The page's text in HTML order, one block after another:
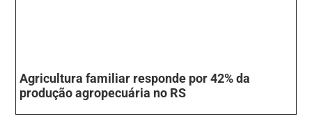
Agricultura familiar responde por 42% da
produção agropecuária no RS